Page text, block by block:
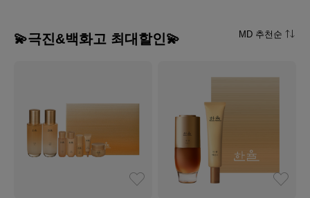
💫극진&백화고 최대할인💫 MD 추천순